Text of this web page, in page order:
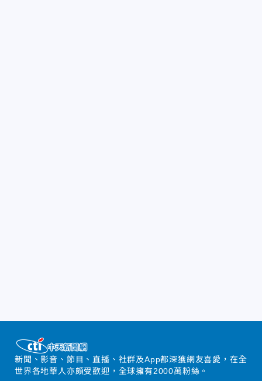
新聞、影音、節目、直播、社群及App都深獲網友喜愛，在全
世界各地華人亦頗受歡迎，全球擁有2000萬粉絲。